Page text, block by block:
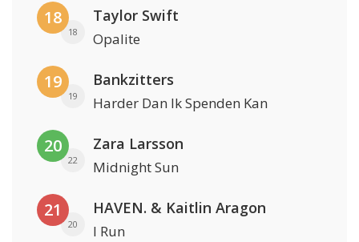
18
18
Taylor Swift
Opalite
19
19
Bankzitters
Harder Dan Ik Spenden Kan
20
22
Zara Larsson
Midnight Sun
21
20
HAVEN. & Kaitlin Aragon
I Run